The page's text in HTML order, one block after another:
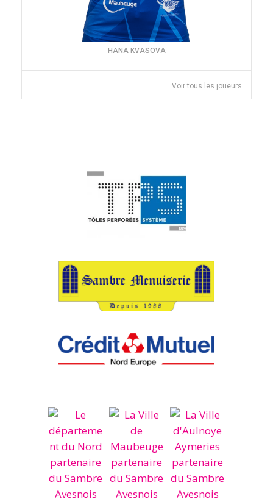
HANA KVASOVA
Voir tous les joueurs